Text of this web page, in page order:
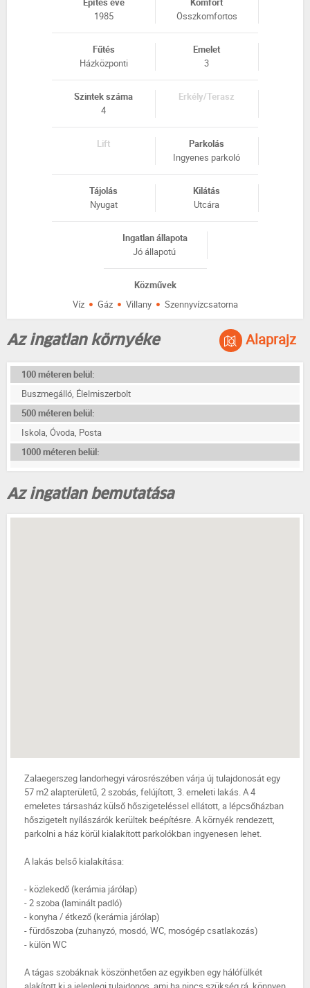
Építés éve
1985
Komfort
Összkomfortos
Fűtés
Házközponti
Emelet
3
Szintek száma
4
Erkély/Terasz
Lift
Parkolás
Ingyenes parkoló
Tájolás
Nyugat
Kilátás
Utcára
Ingatlan állapota
Jó állapotú
Közművek
Víz · Gáz · Villany · Szennyvízcsatorna
Az ingatlan környéke Alaprajz
100 méteren belül:
Buszmegálló, Élelmiszerbolt
500 méteren belül:
Iskola, Óvoda, Posta
1000 méteren belül:
Az ingatlan bemutatása
Zalaegerszeg landorhegyi városrészében várja új tulajdonosát egy
57 m2 alapterületű, 2 szobás, felújított, 3. emeleti lakás. A 4
emeletes társasház külső hőszigeteléssel ellátott, a lépcsőházban
hőszigetelt nyílászárók kerültek beépítésre. A környék rendezett,
parkolni a ház körül kialakított parkolókban ingyenesen lehet.
A lakás belső kialakítása:
- közlekedő (kerámia járólap)
- 2 szoba (laminált padló)
- konyha / étkező (kerámia járólap)
- fürdőszoba (zuhanyzó, mosdó, WC, mosógép csatlakozás)
- külön WC
A tágas szobáknak köszönhetően az egyikben egy hálófülkét